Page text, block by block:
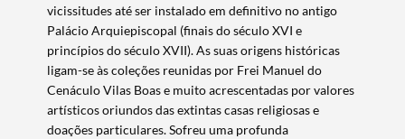
vicissitudes até ser instalado em definitivo no antigo
Palácio Arquiepiscopal (finais do século XVI e
princípios do século XVII). As suas origens históricas
ligam-se às coleções reunidas por Frei Manuel do
Cenáculo Vilas Boas e muito acrescentadas por valores
artísticos oriundos das extintas casas religiosas e
doações particulares. Sofreu uma profunda